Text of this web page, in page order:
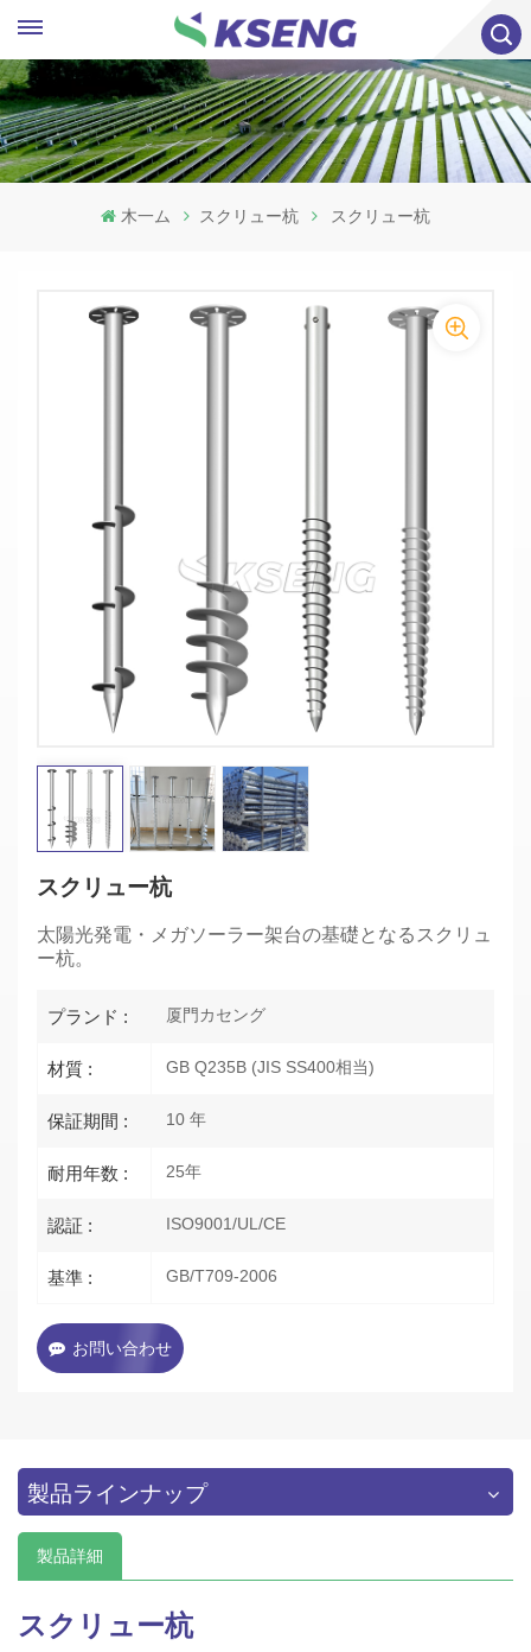
木一ム スクリュー杭 スクリュー杭
スクリュー杭
太陽光発電・メガソーラー架台の基礎となるスクリュ
ー杭。
プランド : 厦門カセング
材質 : GB Q235B (JIS SS400相当)
保証期間 : 10 年
耐用年数 : 25年
認証 : ISO9001/UL/CE
基準 : GB/T709-2006
お問い合わせ
製品ラインナップ
製品詳細
スクリュー杭